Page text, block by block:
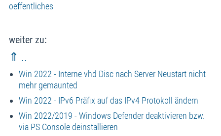
oeffentliches
weiter zu:
⇑ ..
Win 2022 - Interne vhd Disc nach Server Neustart nicht
mehr gemaunted
Win 2022 - IPv6 Präfix auf das IPv4 Protokoll ändern
Win 2022/2019 - Windows Defender deaktivieren bzw.
via PS Console deinstallieren